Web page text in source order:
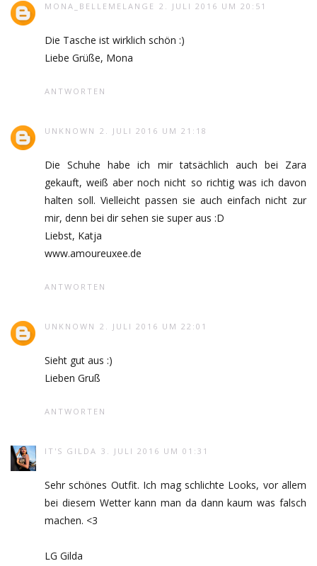
MONA_BELLEMELANGE 2. JULI 2016 UM 20:51
Die Tasche ist wirklich schön :)
Liebe Grüße, Mona
ANTWORTEN
UNKNOWN 2. JULI 2016 UM 21:18
Die Schuhe habe ich mir tatsächlich auch bei Zara
gekauft, weiß aber noch nicht so richtig was ich davon
halten soll. Vielleicht passen sie auch einfach nicht zur
mir, denn bei dir sehen sie super aus :D
Liebst, Katja
www.amoureuxee.de
ANTWORTEN
UNKNOWN 2. JULI 2016 UM 22:01
Sieht gut aus :)
Lieben Gruß
ANTWORTEN
IT'S GILDA 3. JULI 2016 UM 01:31
Sehr schönes Outfit. Ich mag schlichte Looks, vor allem
bei diesem Wetter kann man da dann kaum was falsch
machen. <3
LG Gilda